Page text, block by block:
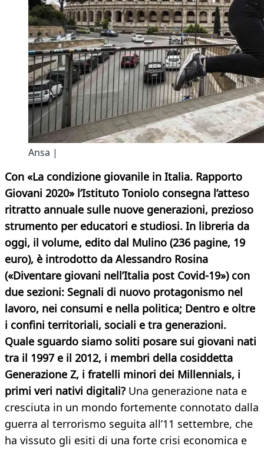
Ansa |
Con «La condizione giovanile in Italia. Rapporto
Giovani 2020» l’Istituto Toniolo consegna l’atteso
ritratto annuale sulle nuove generazioni, prezioso
strumento per educatori e studiosi. In libreria da
oggi, il volume, edito dal Mulino (236 pagine, 19
euro), è introdotto da Alessandro Rosina
(«Diventare giovani nell’Italia post Covid-19») con
due sezioni: Segnali di nuovo protagonismo nel
lavoro, nei consumi e nella politica; Dentro e oltre
i confini territoriali, sociali e tra generazioni.
Quale sguardo siamo soliti posare sui giovani nati
tra il 1997 e il 2012, i membri della cosiddetta
Generazione Z, i fratelli minori dei Millennials, i
primi veri nativi digitali? Una generazione nata e
cresciuta in un mondo fortemente connotato dalla
guerra al terrorismo seguita all’11 settembre, che
ha vissuto gli esiti di una forte crisi economica e